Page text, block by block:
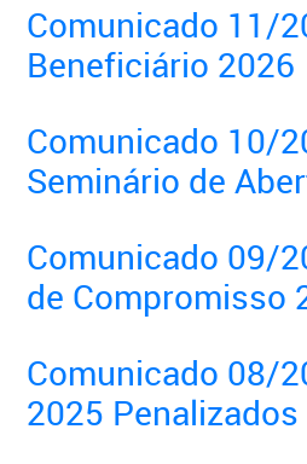
Comunicado 11/
Beneficiário 2026
Comunicado 10/
Seminário de
Comunicado 09/
de Compromisso
Comunicado 08/
2025 Penalizados